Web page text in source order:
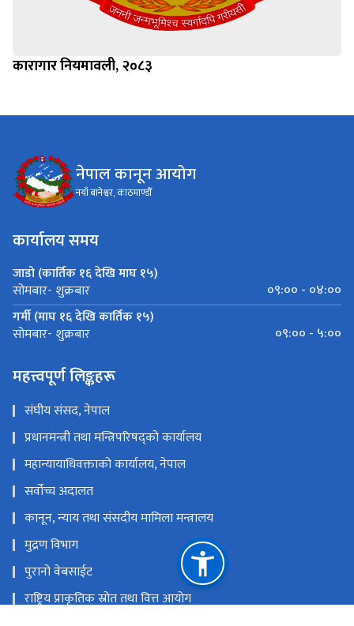
कारागार नियमावली, २०८३
नेपाल कानून आयोग
नयाँ बानेश्वर, काठमाण्डौँ
कार्यालय समय
जाडो (कार्तिक १६ देखि माघ १५)
सोमबार- शुक्रबार
०९:०० - ०४:००
गर्मी (माघ १६ देखि कार्तिक १५)
सोमबार- शुक्रबार ०९:०० - ५:००
महत्त्वपूर्ण लिङ्कहरू
संघीय संसद, नेपाल
प्रधानमन्त्री तथा मन्त्रिपरिषद्को कार्यालय
महान्यायाधिवक्ताको कार्यालय, नेपाल
सर्वोच्च अदालत
कानून, न्याय तथा संसदीय मामिला मन्त्रालय
मुद्रण विभाग
पुरानो वेबसाईट
राष्ट्रिय प्राकृतिक स्रोत तथा वित्त आयोग